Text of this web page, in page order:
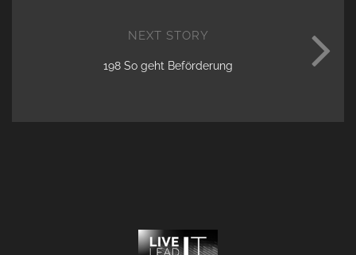
NEXT STORY
198 So geht Beförderung